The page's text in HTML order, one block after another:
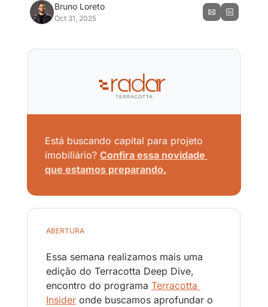
Bruno Loreto
Oct 31, 2025
Está buscando capital para projeto
imobiliário? Confira essa novidade
que estamos preparando.
ABERTURA
Essa semana realizamos mais uma
edição do Terracotta Deep Dive,
encontro do programa Terracotta
Insider onde buscamos aprofundar o